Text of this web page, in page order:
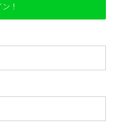
！